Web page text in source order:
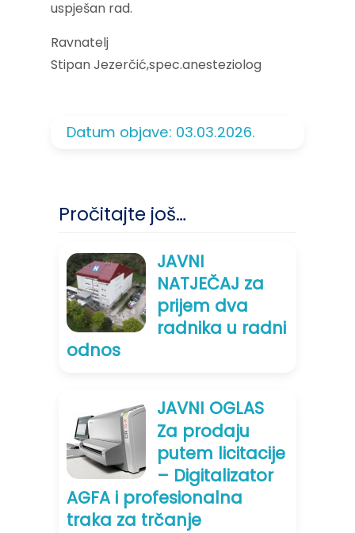
uspješan rad.
Ravnatelj
Stipan Jezerčić,spec.anesteziolog
Datum objave: 03.03.2026.
Pročitajte još…
JAVNI
NATJEČAJ za
prijem dva
radnika u radni
odnos
JAVNI OGLAS
Za prodaju
putem licitacije
– Digitalizator
AGFA i profesionalna
traka za trčanje